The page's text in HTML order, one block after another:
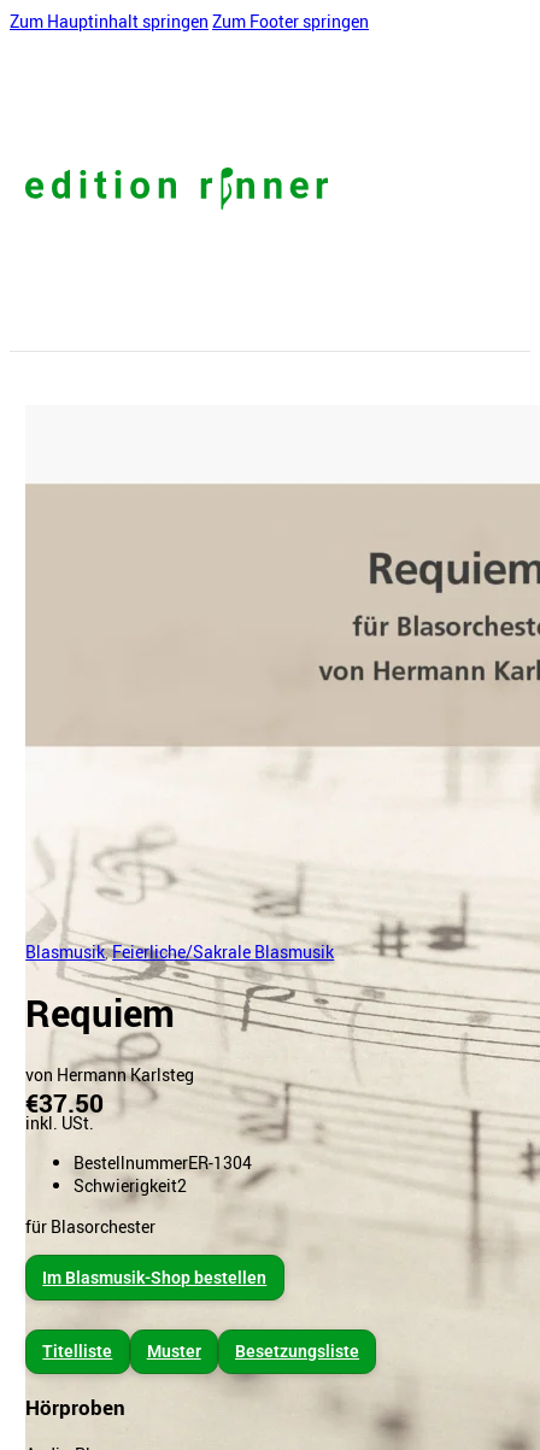
Zum Hauptinhalt springen Zum Footer springen
Blasmusik,Feierliche/Sakrale Blasmusik
Requiem
von Hermann Karlsteg
€37.50
inkl. USt.
BestellnummerER-1304
Schwierigkeit2
für Blasorchester
Im Blasmusik-Shop bestellen
Titelliste Muster Besetzungsliste
Hörproben